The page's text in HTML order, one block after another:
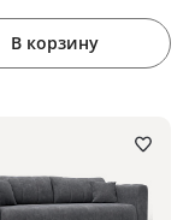
В корзину